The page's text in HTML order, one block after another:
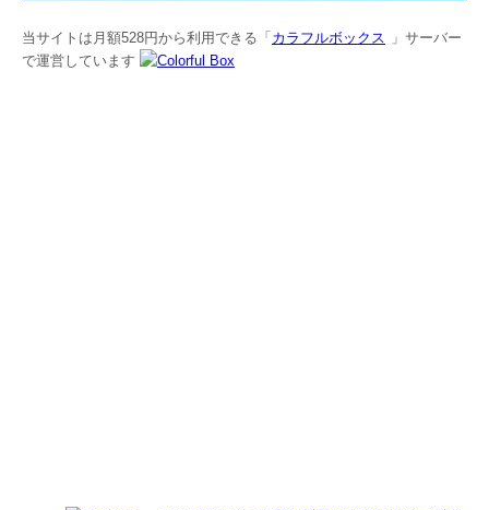
当サイトは月額528円から利用できる「 カラフルボックス
」サーバー
で運営しています